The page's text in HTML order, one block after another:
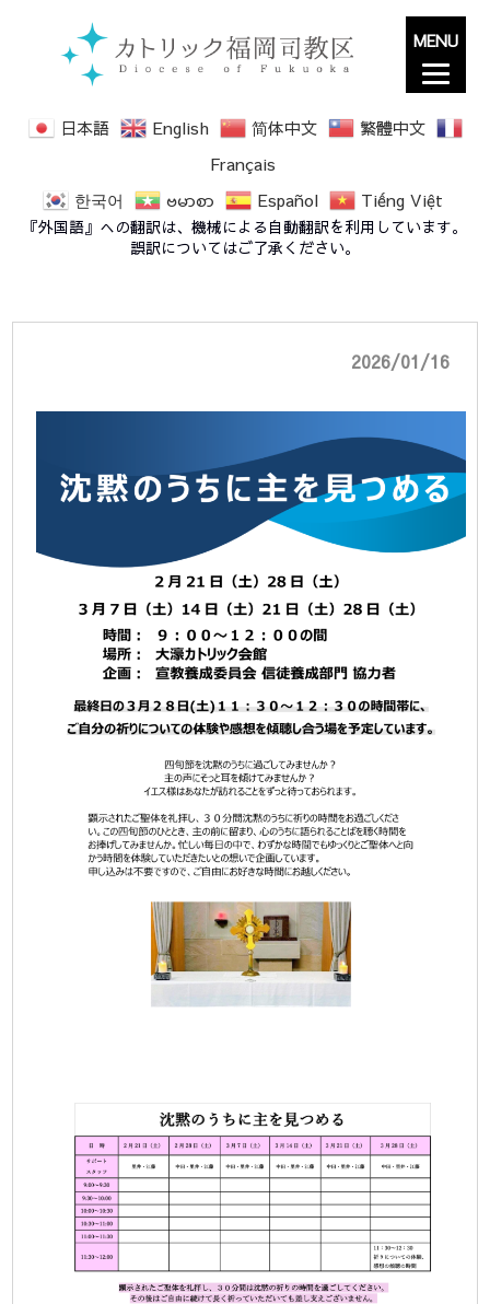
日本語 English 简体中文
繁體中文
Français
한국어
ဗမာစာ Español Tiếng Việt
『外国語』への翻訳は、機械による自動翻訳を利用しています。
誤訳についてはご了承ください。
四旬節 「沈黙のうちに主を見つめる」 主催：
教区宣教養成委員会
2026/01/16
MENU